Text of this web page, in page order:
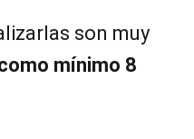
son muy
mínimo 8